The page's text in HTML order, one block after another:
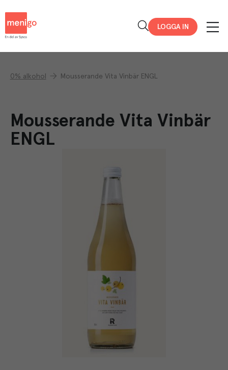
LOGGA IN
0% alkohol Mousserande Vita Vinbär ENGL
Mousserande Vita Vinbär
ENGL